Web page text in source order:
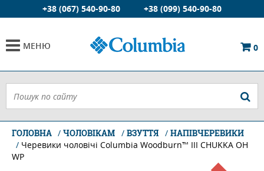
+38 (067) 540-90-80 +38 (099) 540-90-80
МЕНЮ 0
ГОЛОВНА ЧОЛОВІКАМ ВЗУТТЯ
НАПІВЧЕРЕВИКИ
Черевики чоловічі Columbia Woodburn™ III CHUKKA OH
WP